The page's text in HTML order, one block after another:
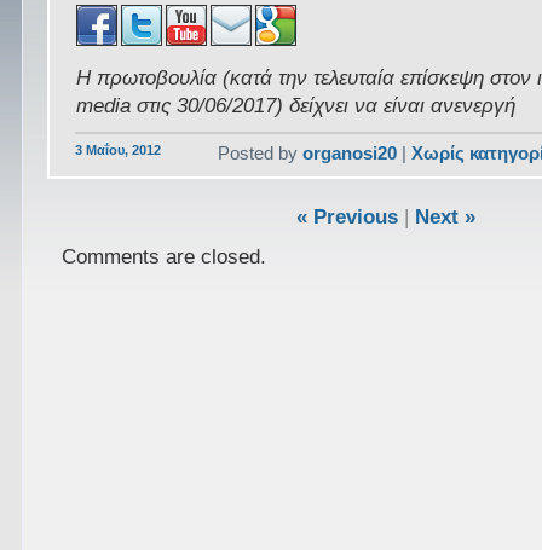
Η πρωτοβουλία (κατά την τελευταία επίσκεψη
media στις 30/06/2017) δείχνει να είναι ανενεργή
3 Μαΐου, 2012 Posted byorganosi20 |Χωρίς
« Previous|
Next »
Comments are closed.